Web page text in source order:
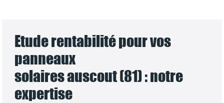
Etude rentabilité pour vos
panneaux
solaires auscout (81) : notre
expertise